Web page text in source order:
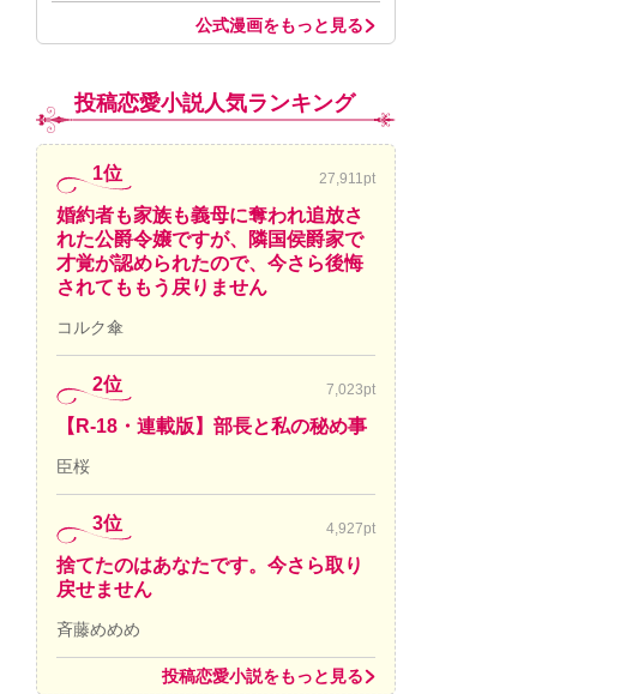
公式漫画をもっと見る
投稿恋愛小説人気ランキング
1位 27,911pt
婚約者も家族も義母に奪われ追放さ
れた公爵令嬢ですが、隣国侯爵家で
才覚が認められたので、今さら後悔
されてももう戻りません
コルク傘
2位 7,023pt
【R-18・連載版】部長と私の秘め事
臣桜
3位 4,927pt
捨てたのはあなたです。今さら取り
戻せません
斉藤めめめ
投稿恋愛小説をもっと見る